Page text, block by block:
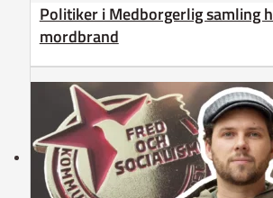
Politiker i Medborgerlig samling
mordbrand